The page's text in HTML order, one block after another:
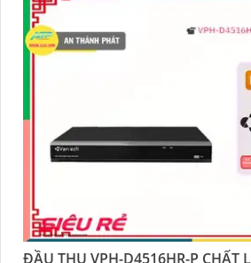
ĐẦU THU VPH-D4516HR-P CHẤT